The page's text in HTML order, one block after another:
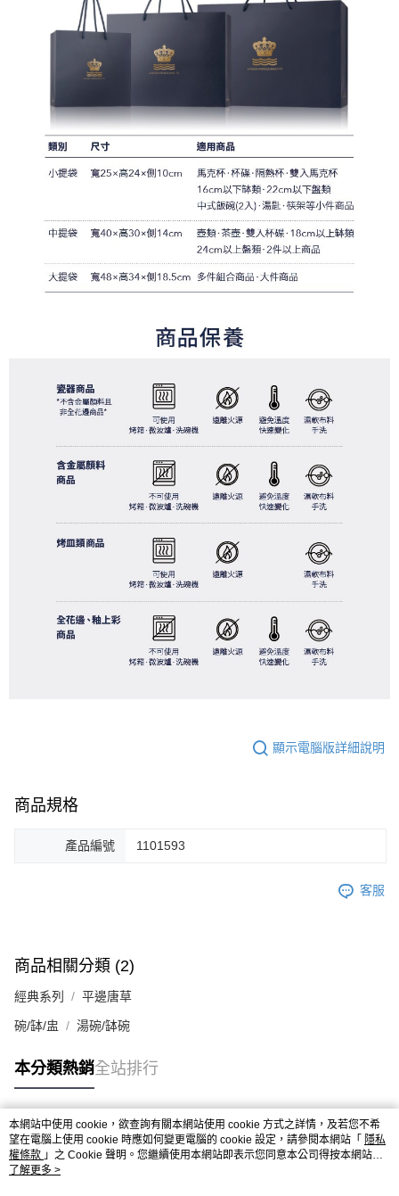
顯示電腦版詳細說明
商品規格
產品編號 1101593
客服
商品相關分類 (2)
經典系列 平邊唐草
碗/缽/盅 湯碗/缽碗
本分類熱銷全站排行
熱門標籤
本網站中使用 cookie，欲查詢有關本網站使用 cookie 方式之詳情，及若您不希
望在電腦上使用 cookie 時應如何變更電腦的 cookie 設定，請參閱本網站「 隱私
權條款 」之 Cookie 聲明。您繼續使用本網站即表示您同意本公司得按本網站使
用條款之 Cookie 聲明使用 cookie。
了解更多 >